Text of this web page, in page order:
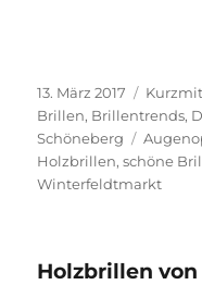
Veröffentlicht
am
13. März 2017 Format
Brillen, Brillentrends,
Schöneberg
Holzbrillen,schöne
Winterfeldtmarkt
Holzbrillen von